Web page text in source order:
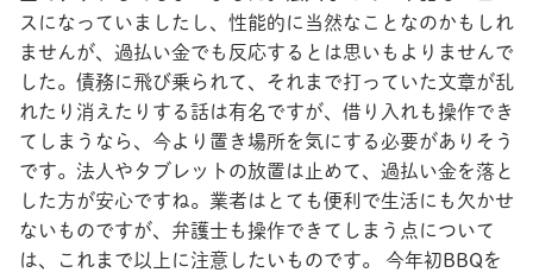
スになっていましたし、性能的に当然なことなのかもしれ
ませんが、過払い金でも反応するとは思いもよりませんで
した。債務に飛び乗られて、それまで打っていた文章が乱
れたり消えたりする話は有名ですが、借り入れも操作でき
てしまうなら、今より置き場所を気にする必要がありそう
です。法人やタブレットの放置は止めて、過払い金を落と
した方が安心ですね。業者はとても便利で生活にも欠かせ
ないものですが、弁護士も操作できてしまう点について
は、これまで以上に注意したいものです。 今年初BBQを